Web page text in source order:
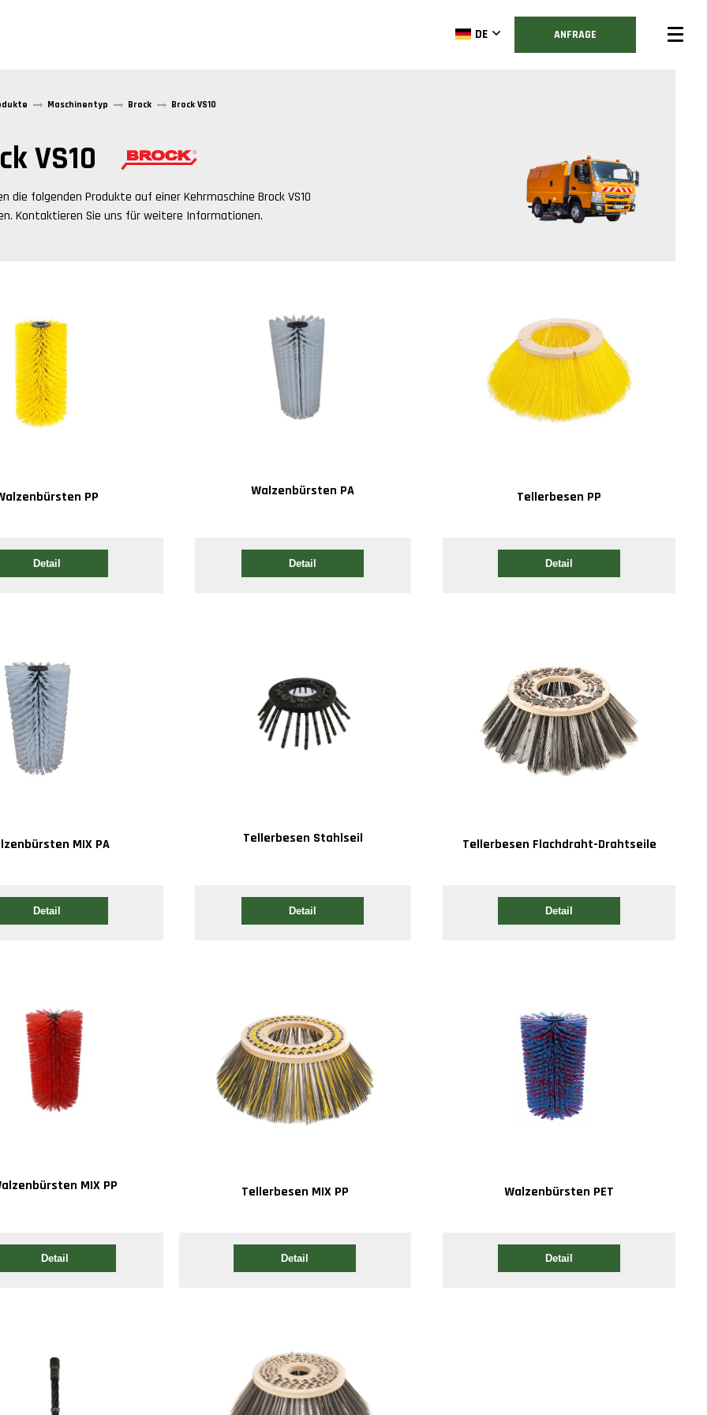
DE ANFRAGE
Maschinentyp Brock Brock VS10
VS10
die folgenden Produkte auf einer Kehrmaschine Brock VS10
Kontaktieren Sie uns für weitere Informationen.
PP
Detail
Walzenbürsten PA
Detail
Tellerbesen PP
Detail
MIX PA
Detail
Tellerbesen Stahlseil
Detail
Tellerbesen Flachdraht-Drahtseile
Detail
MIX PP
Detail
Tellerbesen MIX PP
Detail
Walzenbürsten PET
Detail